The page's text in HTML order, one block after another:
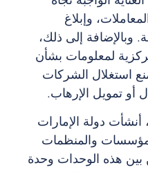
وإبلاغ
وبالإضافة إلى ذلك،
لمعلومات بشأن
استغلال الشركات
أو تمويل الإرهاب.
أنشأت دولة الإمارات
والمنظمات
بين هذه الوحدات وحدة